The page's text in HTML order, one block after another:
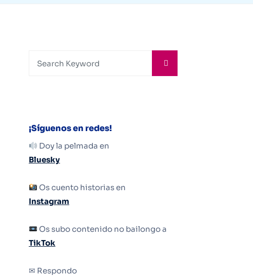
¡Síguenos en redes!
Doy la pelmada en
Bluesky
Os cuento historias en
Instagram
Os subo contenido no bailongo a
TikTok
✉ Respondo